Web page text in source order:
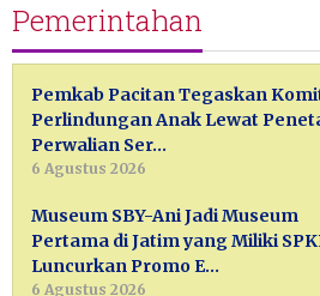
Pemerintahan
Pemkab Pacitan Tegaskan
Perlindungan Anak Lewat
Perwalian Ser…
6 Agustus 2026
Museum SBY-Ani Jadi Museum
Pertama di Jatim yang Miliki
Luncurkan Promo E…
6 Agustus 2026